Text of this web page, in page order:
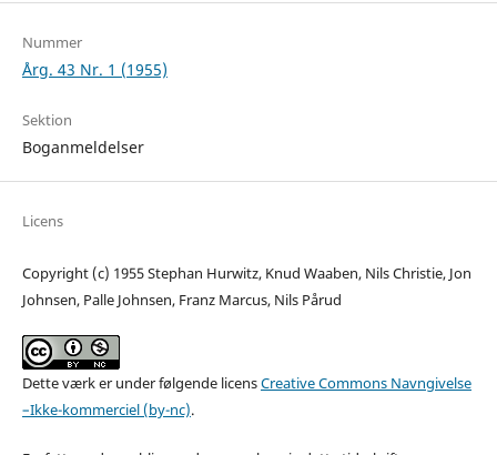
Nummer
Årg. 43 Nr. 1 (1955)
Sektion
Boganmeldelser
Licens
Copyright (c) 1955 Stephan Hurwitz, Knud Waaben, Nils Christie, Jon
Johnsen, Palle Johnsen, Franz Marcus, Nils Pårud
Dette værk er under følgende licensCreative Commons Navngivelse
–Ikke-kommerciel (by-nc).